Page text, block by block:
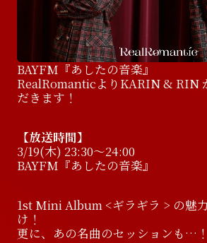
V
e
G o d
Good
BAYFM『あしたの音楽』
RealRomanticよりKARIN & RIN
だきます！
【放送時間】
3/19(木) 23:30〜24:00
BAYFM『あしたの音楽』
1st Mini Album <ギラギラ > の魅
け！
更に、あの名曲のセッションも…！